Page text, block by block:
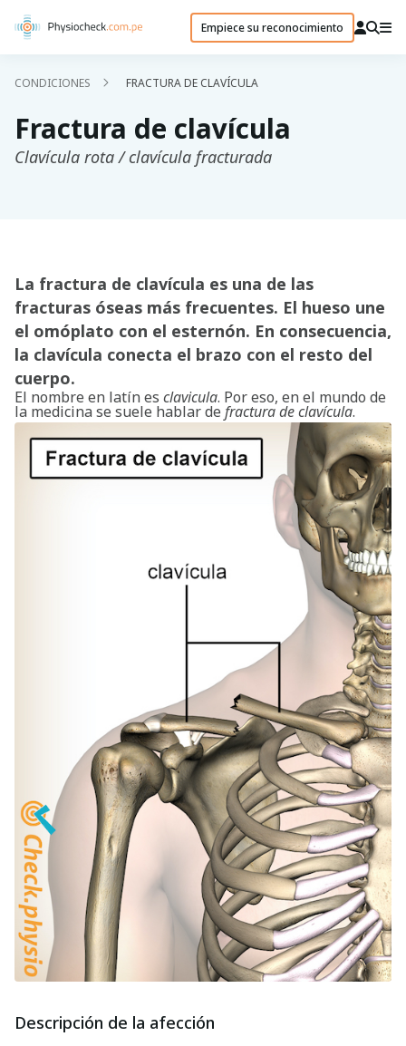
Empiece su reconocimiento
CONDICIONES FRACTURA DE CLAVÍCULA
Fractura de clavícula
Clavícula rota / clavícula fracturada
La fractura de clavícula es una de las
fracturas óseas más frecuentes. El hueso une
el omóplato con el esternón. En consecuencia,
la clavícula conecta el brazo con el resto del
cuerpo.
El nombre en latín es clavicula. Por eso, en el mundo de
la medicina se suele hablar de fractura de clavícula.
Descripción de la afección